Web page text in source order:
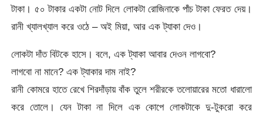
টাকা। ৫০ টাকার একটা নোট দিলে লোকটা রোজিনাকে পাঁচ টাকা ফেরত দেয়।
রানী খ্যালখ্যাল করে ওঠে – অই মিয়া, আর এক ট্যাকা দেও।
লোকটা দাঁত বিটকে হাসে। বলে, এক ট্যাকা আবার দেওন লাগবো?
লাগবো না মানে? এক ট্যাকার দাম নাই?
রানী কোমরে হাতে রেখে শিরদাঁড়ায় বাঁক তুলে শরীরকে তলোয়ারের মতো ধারালো
করে তোলে। যেন টাকা না দিলে এক কোপে লোকটাকে দু-টুকরো করে